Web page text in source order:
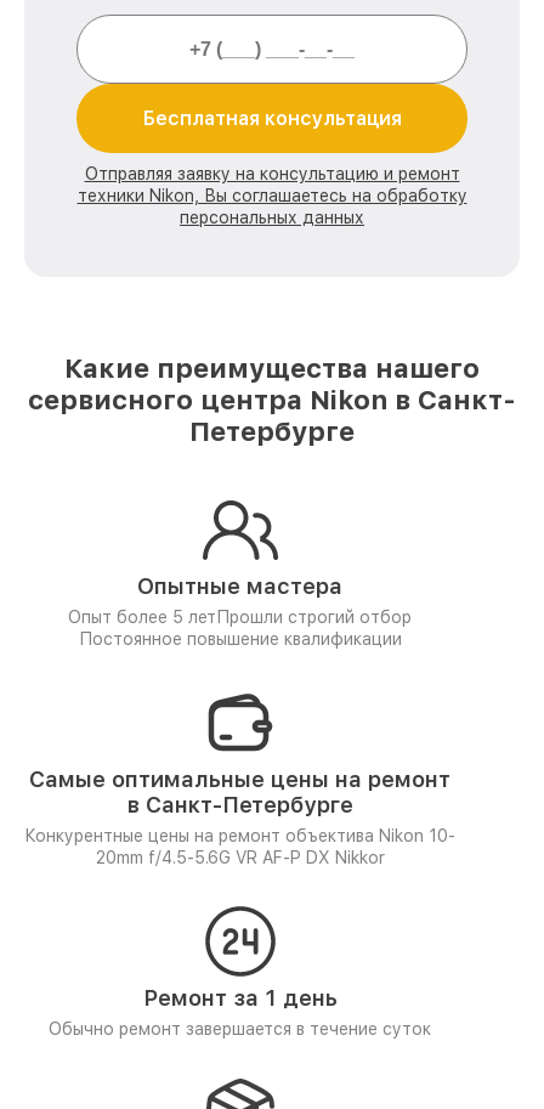
Бесплатная консультация
Отправляя заявку на консультацию и ремонт
техники Nikon, Вы соглашаетесь на обработку
персональных данных
Какие преимущества нашего
сервисного центра Nikon в Санкт-
Петербурге
Опытные мастера
Опыт более 5 лет Прошли строгий отбор
Постоянное повышение квалификации
Самые оптимальные цены на ремонт
в Санкт-Петербурге
Конкурентные цены на ремонт объектива Nikon 10-
20mm f/4.5-5.6G VR AF-P DX Nikkor
Ремонт за 1 день
Обычно ремонт завершается в течение суток